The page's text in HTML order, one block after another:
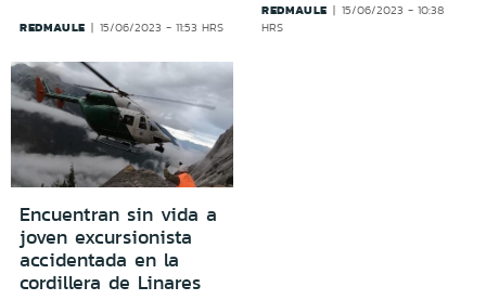
REDMAULE 15/06/2023 - 11:53 HRS
REDMAULE
15/06/2023 - 10:38
HRS
Encuentran sin vida a
joven excursionista
accidentada en la
cordillera de Linares